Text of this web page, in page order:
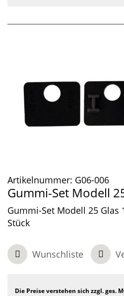
Artikelnummer: G06-006
Gummi-Set Modell
Gummi-Set Modell 25 Glas
Stück
Wunschliste
Die Preise verstehen sich zzgl. ges.